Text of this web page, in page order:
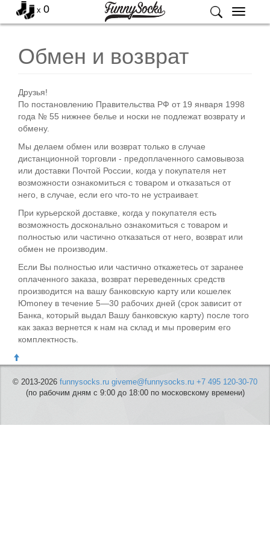
Меню
x 0
Обмен и возврат
Друзья!
По постановлению Правительства РФ от 19 января 1998
года № 55 нижнее белье и носки не подлежат возврату и
обмену.
Мы делаем обмен или возврат только в случае
дистанционной торговли - предоплаченного самовывоза
или доставки Почтой России, когда у покупателя нет
возможности ознакомиться с товаром и отказаться от
него, в случае, если его что-то не устраивает.
При курьерской доставке, когда у покупателя есть
возможность досконально ознакомиться с товаром и
полностью или частично отказаться от него, возврат или
обмен не производим.
Если Вы полностью или частично откажетесь от заранее
оплаченного заказа, возврат переведенных средств
производится на вашу банковскую карту или кошелек
Юmoney в течение 5—30 рабочих дней (срок зависит от
Банка, который выдал Вашу банковскую карту) после того
как заказ вернется к нам на склад и мы проверим его
комплектность.
© 2013-2026 funnysocks.ru giveme@funnysocks.ru +7 495 120-30-70
(по рабочим дням с 9:00 до 18:00 по московскому времени)